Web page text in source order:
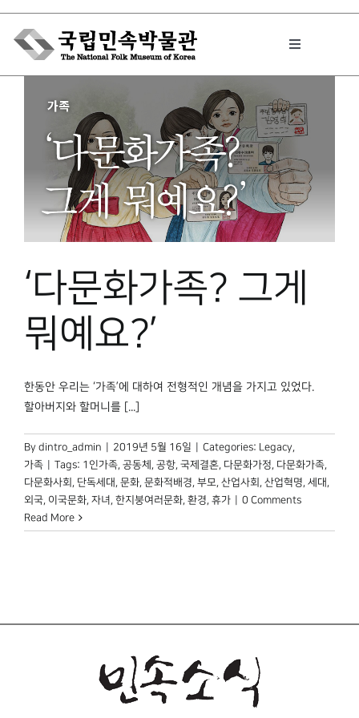
Skip
content
Toggle
박물관에서는
민속이야기
민속 인사이드
원문보기 PDF
‘다문화가족? 그게
뭐예요?’
한동안 우리는 ‘가족’에 대하여 전형적인 개념을 가지고 있었다.
할아버지와 할머니를 [...]
By dintro_admin 2019년 5월 16일 Categories: Legacy,
가족
Tags: 1인가족, 공동체 , 공항, 국제결혼, 다문화가정, 다문화가족,
다문화사회 , 단독세대 , 문화, 문화적배경, 부모, 산업사회 , 산업혁명, 세대 ,
외국, 이국문화, 자녀 , 한지붕여러문화, 환경, 휴가
0 Comments
Read More